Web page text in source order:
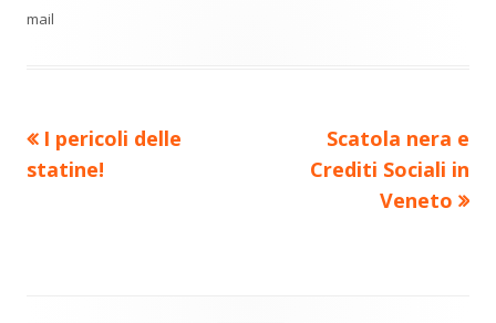
mail
Navigazione
Precedente
articolo:
I pericoli delle
statine!
Nuovo
articolo:
Scatola nera e
Crediti Sociali in
Veneto